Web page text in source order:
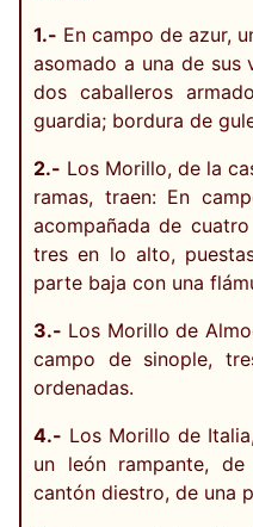
1.- En campo de azur,
asomado a una de sus
dos caballeros
guardia; bordura de
2.- Los Morillo, de la
ramas, traen: En
acompañada de
tres en lo alto,
parte baja con una
3.- Los Morillo de
campo de sinople,
ordenadas.
4.- Los Morillo de
un león rampante,
cantón diestro, de una